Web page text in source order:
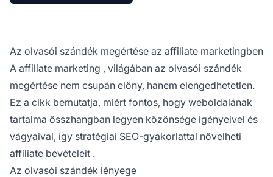
Az olvasói szándék megértése az affiliate marketingben
A affiliate marketing , világában az olvasói szándék
megértése nem csupán előny, hanem elengedhetetlen.
Ez a cikk bemutatja, miért fontos, hogy weboldalának
tartalma összhangban legyen közönsége igényeivel és
vágyaival, így stratégiai SEO-gyakorlattal növelheti
affiliate bevételeit .
Az olvasói szándék lényege